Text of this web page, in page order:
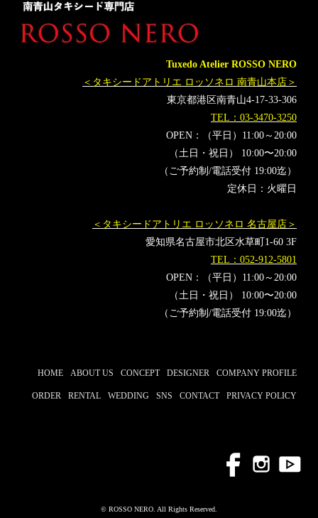
ベストガールズ賞 チャナナ沙梨奈
マッコイ斎藤 グランプリ
Tuxedo Atelier ROSSO NERO
＜タキシードアトリエ ロッソネロ 南青山本店＞
東京都港区南青山4-17-33-306
TEL：03-3470-3250
OPEN：（平日）11:00～20:00
（土日・祝日） 10:00〜20:00
（ご予約制/電話受付 19:00迄）
定休日：火曜日
＜タキシードアトリエ ロッソネロ 名古屋店＞
愛知県名古屋市北区水草町1-60 3F
TEL：052-912-5801
OPEN：（平日）11:00～20:00
（土日・祝日） 10:00〜20:00
（ご予約制/電話受付 19:00迄）
HOME ABOUT US CONCEPT DESIGNER COMPANY PROFILE
ORDER RENTAL WEDDING SNS CONTACT PRIVACY POLICY
© ROSSO NERO. All Rights Reserved.